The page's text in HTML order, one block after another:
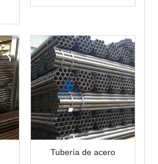
Tubería de acero